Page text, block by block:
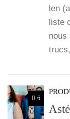
len
liste
nous
6